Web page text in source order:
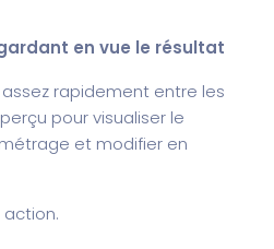
en vue le résultat
rapidement entre les
pour visualiser le
et modifier en
action.